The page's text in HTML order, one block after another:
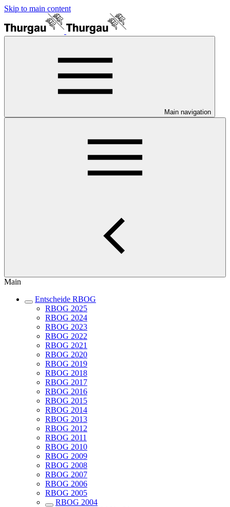
Skip to main content
Main navigation
Main
Entscheide RBOG
RBOG 2025
RBOG 2024
RBOG 2023
RBOG 2022
RBOG 2021
RBOG 2020
RBOG 2019
RBOG 2018
RBOG 2017
RBOG 2016
RBOG 2015
RBOG 2014
RBOG 2013
RBOG 2012
RBOG 2011
RBOG 2010
RBOG 2009
RBOG 2008
RBOG 2007
RBOG 2006
RBOG 2005
RBOG 2004